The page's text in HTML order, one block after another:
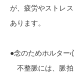
が、疲労やストレ
あります。
●念のためホルター
不整脈には、脈拍